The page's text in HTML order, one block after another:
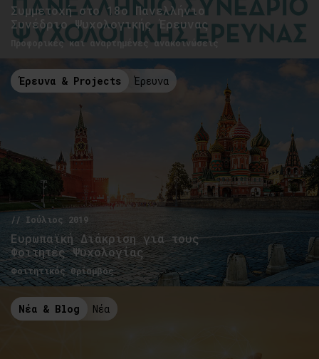
Συμμετοχή στο 18ο Πανελλήνιο
Συνέδριο Ψυχολογικής Έρευνας
Προφορικές και αναρτημένες ανακοινώσεις
Έρευνα & Projects Έρευνα
// Ιούλιος 2019
Ευρωπαϊκή Διάκριση για τους
Φοιτητές Ψυχολογίας
Φοιτητικός Θρίαμβος
Νέα & Blog Νέα